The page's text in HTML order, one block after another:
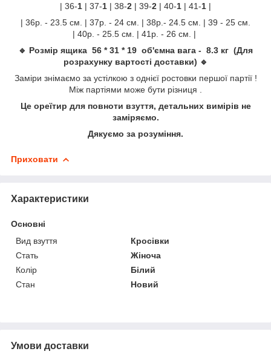
| 36-1 | 37-1 | 38-2 | 39-2 | 40-1 | 41-1 |
| 36р. - 23.5 см. | 37р. - 24 см. | 38р.- 24.5 см. | 39 - 25 см.
| 40р. - 25.5 см. | 41р. - 26 см. |
🔹 Розмір ящика 56 * 31 * 19 об'ємна вага - 8.3 кг (Для
розрахунку вартості доставки) 🔹
Заміри знімаємо за устілкою з однієї ростовки першої партії !
Між партіями може бути різниця .
Це ореїтир для повноти взуття, детальних вимірів не
заміряємо.
Дякуємо за розуміння.
Приховати
Характеристики
Основні
Вид взуття
Кросівки
Стать
Жіноча
Колір
Білий
Стан
Новий
Умови доставки